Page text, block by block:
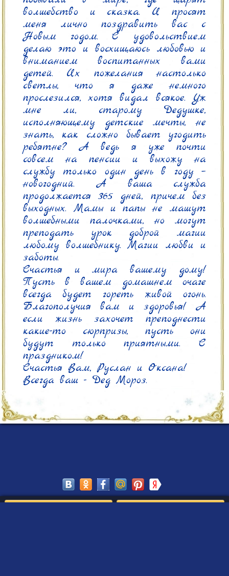
волшебство и сказка. И просят
меня лично поздравить вас с
Новым годом. С удовольствием
делаю это и восхищаюсь любовью и
вниманием воспитанных вами
детей. Их пожелания настолько
светлы, что я даже немного
прослезился, хотя видал всякое. Уж
мне ли, старому Дедушке,
исполняющему детские мечты, не
знать, как сложно бывает угодить
ребятне? А ведь я уже почти
совсем на пенсии и выхожу на
службу только один день в году –
новогодний. А ваша служба
продолжается 365 дней, причем без
выходных. Мамы и папы не машут
волшебными палочками, но могут
преподать урок доброй магии
любому волшебнику. Магии любви и
заботы.
Счастья и мира вашему дому!
Пусть в вашем домашнем очаге
всегда будет гореть живой огонь.
Благополучия вам и здоровья! А
если жизнь захочет преподнести
какие-то сюрпризы, пусть они
будут только приятными. С
праздником!
Счастья Вам, Руслан и Оксана!
Всегда ваш - Дед Мороз.